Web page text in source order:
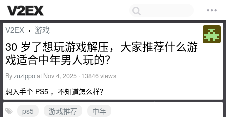
V2EX › 游戏
30 岁了想玩游戏解压，大家推荐什么游
戏适合中年男人玩的？
Byzuzippoat Nov 4, 2025 · 13846 views
想入手个 PS5 ，不知道怎么样？
ps5
游戏推荐
中年